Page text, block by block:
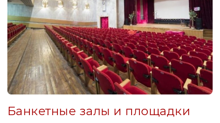
Банкетные залы и площадки